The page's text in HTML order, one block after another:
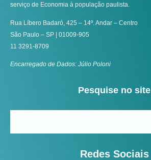
serviço de Economia à população paulista.
Rua Líbero Badaró, 425 – 14º. Andar – Centro
São Paulo – SP | 01009-905
11 3291-8709
Encarregado de Dados: Júlio Poloni
Pesquise no site
Redes Sociais